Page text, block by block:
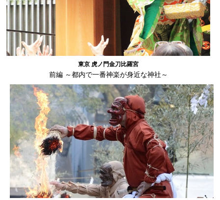
東京 虎ノ門金刀比羅宮
前編 ～都内で一番神楽が身近な神社～